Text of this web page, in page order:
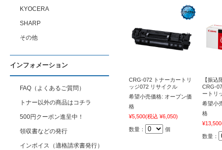
CRG-072 トナーカートリ
ッジ072 リサイクル
希望小売価格: オープン価
格
¥5,500(税込 ¥6,050)
数量： 個
【振込
CRG-
ートリ
希望小
格
¥13,500
数量：
KYOCERA
SHARP
その他
インフォメーション
FAQ（よくあるご質問）
トナー以外の商品はコチラ
500円クーポン進呈中！
領収書などの発行
インボイス（適格請求書発行）